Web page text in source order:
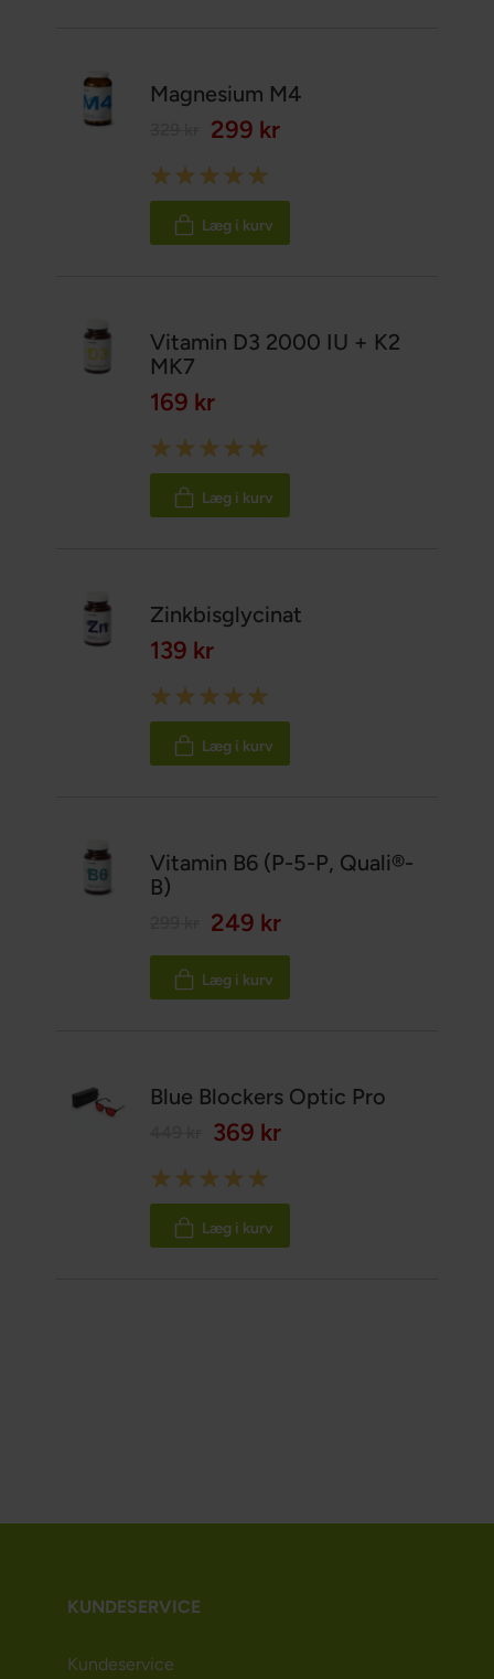
Magnesium M4
299 kr
Rating:
100%
Læg i kurv
Vitamin D3 2000 IU + K2
MK7
169 kr
Rating:
100%
Læg i kurv
Zinkbisglycinat
139 kr
Rating:
100%
Læg i kurv
Vitamin B6 (P-5-P, Quali®-
B)
249 kr
Læg i kurv
Blue Blockers Optic Pro
369 kr
Rating:
100%
Læg i kurv
KUNDESERVICE
Kundeservice